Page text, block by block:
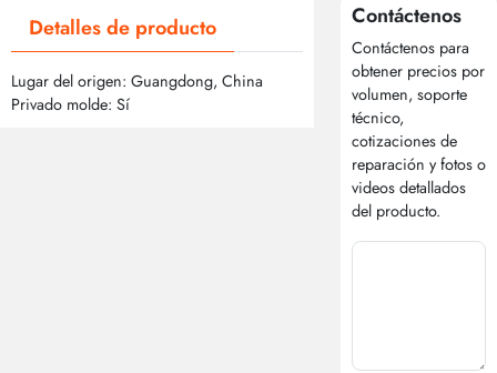
Detalles de producto
Lugar del origen: Guangdong, China
Privado molde: Sí
Contáctenos
Contáctenos para
obtener precios por
volumen, soporte
técnico,
cotizaciones de
reparación y fotos o
videos detallados
del producto.